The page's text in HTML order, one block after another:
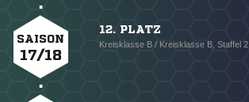
SAISON
17/18
12. PLATZ
Kreisklasse B / Kreisklasse B, Staffel 2